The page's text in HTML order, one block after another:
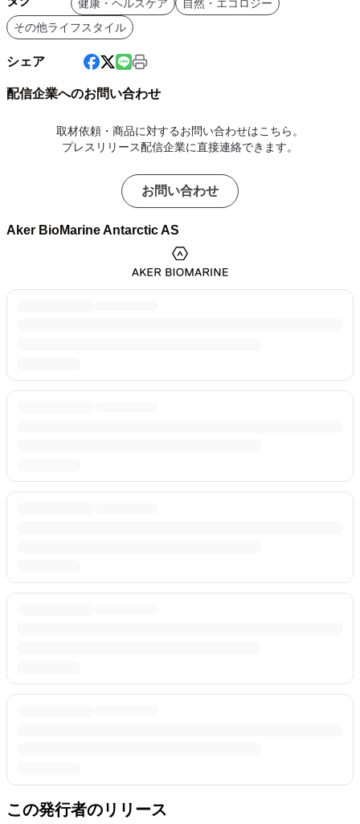
健康・ヘルスケア
自然・エコロジー
その他ライフスタイル
シェア
配信企業へのお問い合わせ
取材依頼・商品に対するお問い合わせはこちら。
プレスリリース配信企業に直接連絡できます。
お問い合わせ
Aker BioMarine Antarctic AS
この発行者のリリース